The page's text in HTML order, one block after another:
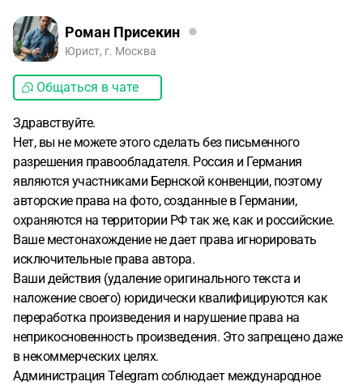
Роман Присекин
Юрист, г. Москва
Общаться в чате
Здравствуйте.
Нет, вы не можете этого сделать без письменного
разрешения правообладателя. Россия и Германия
являются участниками Бернской конвенции, поэтому
авторские права на фото, созданные в Германии,
охраняются на территории РФ так же, как и российские.
Ваше местонахождение не дает права игнорировать
исключительные права автора.
Ваши действия (удаление оригинального текста и
наложение своего) юридически квалифицируются как
переработка произведения и нарушение права на
неприкосновенность произведения. Это запрещено даже
в некоммерческих целях.
Администрация Telegram соблюдает международное